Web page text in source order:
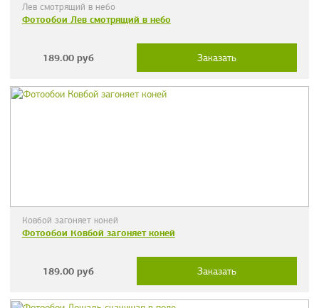
Лев смотрящий в небо
Фотообои Лев смотрящий в небо
189.00 руб Заказать
Ковбой загоняет коней
Фотообои Ковбой загоняет коней
189.00 руб Заказать